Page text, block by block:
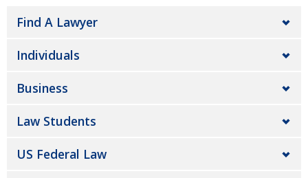
Find A Lawyer
Individuals
Business
Law Students
US Federal Law